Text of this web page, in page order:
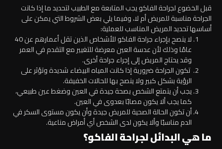
قبل الخضوع لجراحة الفاكو يجب المتابعة مع الطبيب لتحديد ما إذا كانت
الجراحة مناسبة للمريض أم لا، وفيما يلي بعض الشروط التي يمكن على
أساسها تحديد المريض المناسب للعملية:
لا ينصح بإجراء جراحة الفاكو للأشخاص الذين تقل أعمارهم عن 40
عامًا وذلك لأن عدسة العين معرضة للتغيير مع التقدم في العمر
وقد يحتاج المريض إلى إجراء جراحة أخرى.
تكون الجراحة ضرورية إذا كانت المياه البيضاء شديدة وتؤثر على
الرؤية بشكل كبير ولا ينصح بها للحالات الخفيفة.
يجب أن يتمتع الشخص بصحة جيدة في العين وضغط عين طبيعي،
كما يجب ألا يكون مصابًا بعدوى في العين.
أن تكون الحالة الصحية للمريض جيدة وأن يكون مستوى السكر في
الدم مناسبًا وألا يكون لدى الشخص أي أمراض مناعية.
ما هي البدائل لجراحة الفاكو؟